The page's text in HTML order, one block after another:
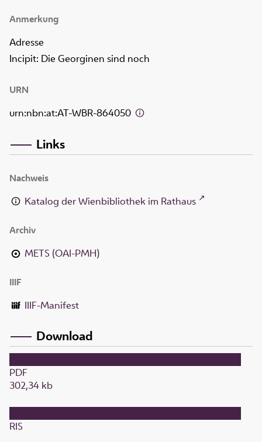
Anmerkung
Adresse
Incipit: Die Georginen sind noch
URN
urn:nbn:at:AT-WBR-864050
Links
Nachweis
Katalog der Wienbibliothek im Rathaus
Archiv
METS (OAI-PMH)
IIIF
IIIF-Manifest
Download
PDF
302,34 kb
RIS